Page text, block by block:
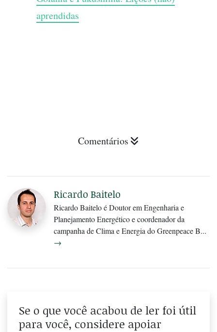
aprendidas
Comentários
Ricardo Baitelo
Ricardo Baitelo é Doutor em Engenharia e
Planejamento Energético e coordenador da
campanha de Clima e Energia do Greenpeace B...
→
Se o que você acabou de ler foi útil
para você, considere apoiar